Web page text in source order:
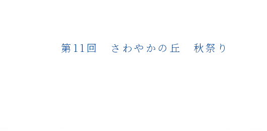
第11回 さわやかの丘 秋祭り